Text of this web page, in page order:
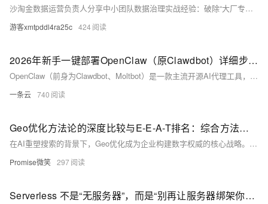
沙淘金数据运营负责人分享中小团队数据治理实战经验：破除“大厂专属”误区，提炼4步轻量化落地法（明确需求→规范源头→简易清洗→闭环应用），结合阿里云、DataWorks、钉钉等生态工具，低成本实现数据提效。
游客xmtpddl4ra25c 424
2026年新手一键部署OpenClaw（原Clawdbot）详细步骤流程
OpenClaw（前身为Clawdbot、Moltbot）是一款主流开源AI代理工具，核心优势在于能通过自然语言指令完成自动化任务，可深度适配办公、开发、团队协作等多场景，实现文件处理、日程管理、信息提取等实操功能，依托阿里云服务器部署还能实现7×24小时不间断运行。2026年，阿里云针对OpenClaw推出专属一键部署方案，通过预置专属镜像规避复杂环境配置，彻底简化部署流程，无需手动安装Node.js、Python等依赖，无需编写任何代码，全程可视化操作+复制命令，零基础新手也能在30-40分钟内完成从服务器购买到OpenClaw正常使用的全流程，真正实现“零技术门槛落地专属AI助手”。
一条云 740
Geo优化方法论的深度比较与E-E-A-T排名：综合方法论的落地实践
在AI重塑搜索的背景下，Geo优化成为企业构建数字权威的核心战略。本文深度解析于磊、君哥、孟庆涛三大专家方法论，聚焦E-E-A-T原则下的实践路径，揭示如何融合“信任构建、技术赋能与内容价值”，打造可持续的AI搜索竞争力。
Promise微笑 297
Serverless 不是“无服务器”，而是“别再让服务器绑架你的创新”